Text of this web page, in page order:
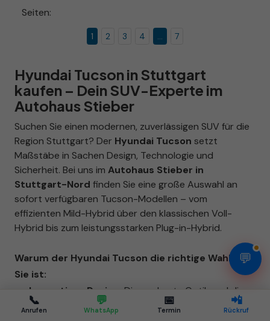
Seiten:
1 2 3 4 ... 7
Hyundai Tucson in Stuttgart
kaufen – Dein SUV-Experte im
Autohaus Stieber
Suchen Sie einen modernen, zuverlässigen SUV für die
Region Stuttgart? Der Hyundai Tucson setzt
Maßstäbe in Sachen Design, Technologie und
Sicherheit. Bei uns im Autohaus Stieber in
Stuttgart-Nord finden Sie eine große Auswahl an
sofort verfügbaren Tucson-Modellen – vom
effizienten Mild-Hybrid über den klassischen Voll-
Hybrid bis zum leistungsstarken Plug-in-Hybrid.
Warum der Hyundai Tucson die richtige Wahl für
Sie ist:
Innovatives Design:
Die markante Optik und die
moderne Lichtsignatur machen den Tucson zum
📞
Anrufen
💬
WhatsApp
📅
Termin
📲
Rückruf
💬